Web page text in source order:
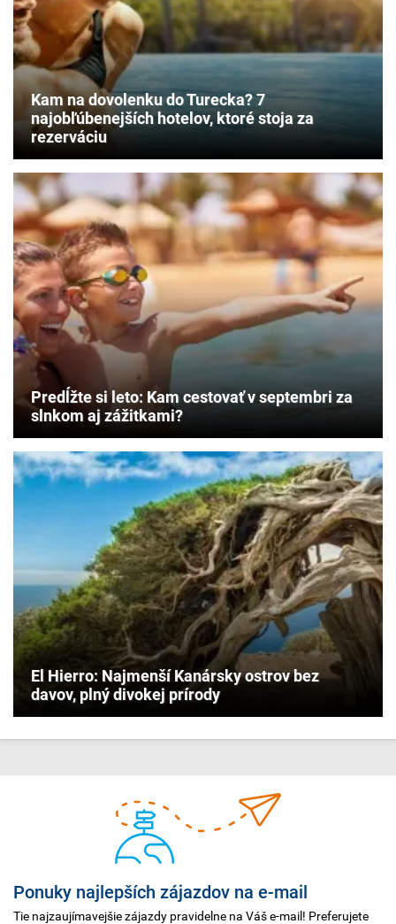
Kam na dovolenku do Turecka? 7
najobľúbenejších hotelov, ktoré stoja za
rezerváciu
Predĺžte si leto: Kam cestovať v septembri za
slnkom aj zážitkami?
El Hierro: Najmenší Kanársky ostrov bez
davov, plný divokej prírody
Ponuky najlepších zájazdov na e-mail
Tie najzaujímavejšie zájazdy pravidelne na Váš e-mail! Preferujete